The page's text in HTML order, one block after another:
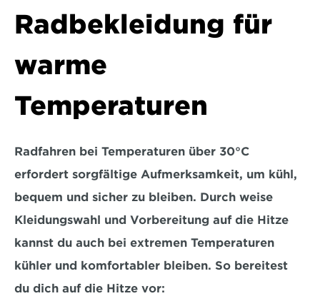
Radbekleidung für
warme
Temperaturen
Radfahren bei Temperaturen über 30°C
erfordert sorgfältige Aufmerksamkeit, um kühl,
bequem und sicher zu bleiben. Durch weise
Kleidungswahl und Vorbereitung auf die Hitze
kannst du auch bei extremen Temperaturen
kühler und komfortabler bleiben. So bereitest
du dich auf die Hitze vor: